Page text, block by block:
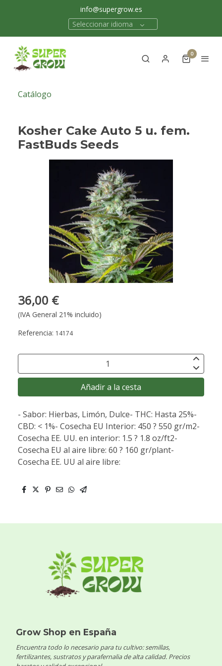
info@supergrow.es
Seleccionar idioma
0
Catálogo
Kosher Cake Auto 5 u. fem.
FastBuds Seeds
36,00 €
(IVA General 21% incluido)
Referencia: 14174
Añadir a la cesta
- Sabor: Hierbas, Limón, Dulce- THC: Hasta 25%-
CBD: < 1%- Cosecha EU Interior: 450 ? 550 gr/m2-
Cosecha EE. UU. en interior: 1.5 ? 1.8 oz/ft2-
Cosecha EU al aire libre: 60 ? 160 gr/plant-
Cosecha EE. UU al aire libre:
Grow Shop en España
Encuentra todo lo necesario para tu cultivo: semillas,
fertilizantes, sustratos y parafernalia de alta calidad. Precios